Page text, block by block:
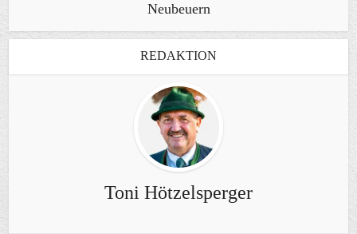
Neubeuern
REDAKTION
Toni Hötzelsperger